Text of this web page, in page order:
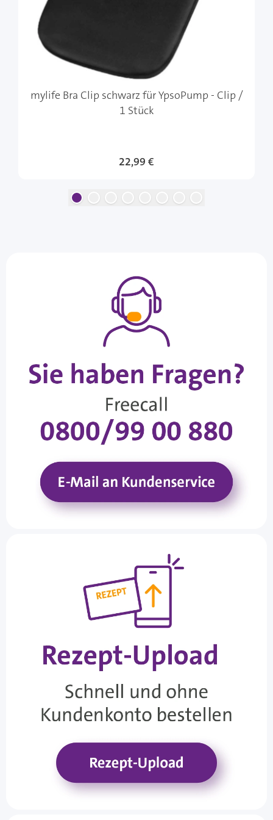
mylife Bra Clip schwarz für YpsoPump - Clip /
1 Stück
22,99 €